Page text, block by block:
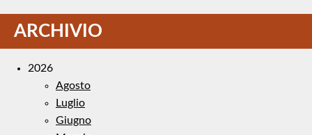
ARCHIVIO
2026
Agosto
Luglio
Giugno